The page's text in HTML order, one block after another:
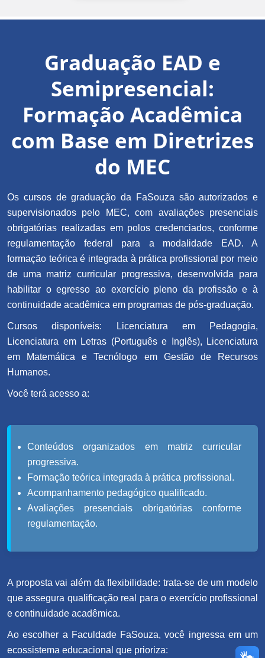
Graduação EAD e
Semipresencial:
Formação Acadêmica
com Base em Diretrizes
do MEC
Os cursos de graduação da FaSouza são autorizados e
supervisionados pelo MEC, com avaliações presenciais
obrigatórias realizadas em polos credenciados, conforme
regulamentação federal para a modalidade EAD. A
formação teórica é integrada à prática profissional por meio
de uma matriz curricular progressiva, desenvolvida para
habilitar o egresso ao exercício pleno da profissão e à
continuidade acadêmica em programas de pós-graduação.
Cursos disponíveis: Licenciatura em Pedagogia,
Licenciatura em Letras (Português e Inglês), Licenciatura
em Matemática e Tecnólogo em Gestão de Recursos
Humanos.
Você terá acesso a:
Conteúdos organizados em matriz curricular
progressiva.
Formação teórica integrada à prática profissional.
Acompanhamento pedagógico qualificado.
Avaliações presenciais obrigatórias conforme
regulamentação.
A proposta vai além da flexibilidade: trata-se de um modelo
que assegura qualificação real para o exercício profissional
e continuidade acadêmica.
Ao escolher a Faculdade FaSouza, você ingressa em um
ecossistema educacional que prioriza: